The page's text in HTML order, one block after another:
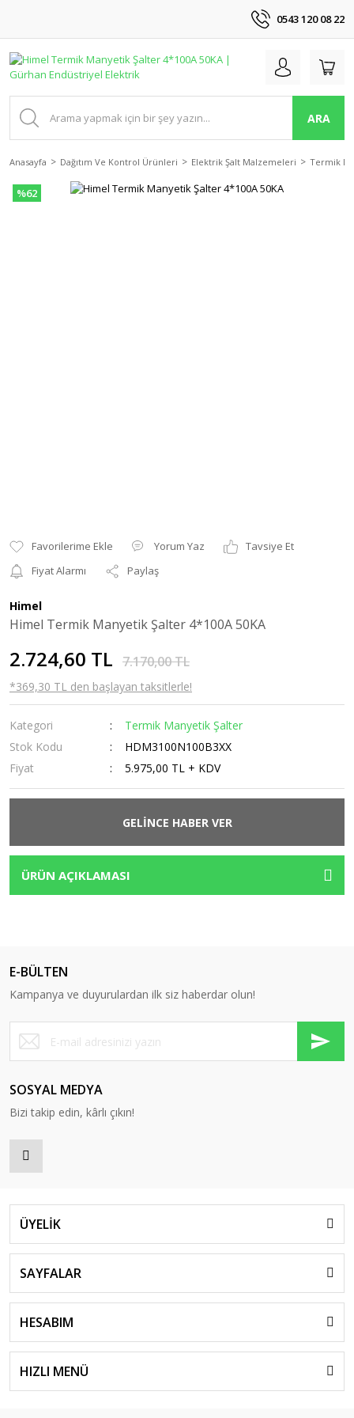
0543 120 08 22
ARA
Anasayfa Dağıtım Ve Kontrol Ürünleri Elektrik Şalt Malzemeleri Termik
%62
Yorum Yaz
Tavsiye Et
Fiyat Alarmı
Paylaş
Himel
Himel Termik Manyetik Şalter 4*100A 50KA
2.724,60 TL 7.170,00 TL
*369,30 TL den başlayan taksitlerle!
Kategori
Termik Manyetik Şalter
Stok Kodu
HDM3100N100B3XX
Fiyat
5.975,00 TL + KDV
GELİNCE HABER VER
ÜRÜN AÇIKLAMASI
E-BÜLTEN
Kampanya ve duyurulardan ilk siz haberdar olun!
SOSYAL MEDYA
Bizi takip edin, kârlı çıkın!
ÜYELİK
SAYFALAR
HESABIM
HIZLI MENÜ